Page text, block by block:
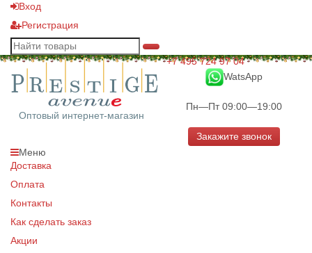
Вход
Регистрация
Оптовый интернет-магазин
+7 495 724 97 04
WatsApp
Пн—Пт 09:00—19:00
Закажите звонок
Меню
Доставка
Оплата
Контакты
Как сделать заказ
Акции